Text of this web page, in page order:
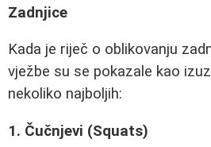
Zadnjice
Kada je riječ o oblikovanju
vježbe su se pokazale kao
nekoliko najboljih:
1. Čučnjevi (Squats)